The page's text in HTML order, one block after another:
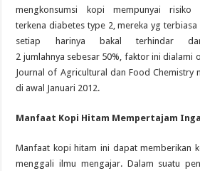
mengkonsumsi kopi mempunyairisiko
terkenadiabetes type2, merekayg terbiasa
setiap harinya bakal terhindar
2 jumlahnya sebesar 50%, faktorinidialami
Journal of Agricultural dan Food Chemistry
di awal Januari 2012.
Manfaat Kopi Hitam Mempertajam
Manfaat kopi hitam ini dapatmemberikan
menggali ilmu mengajar. Dalam suatu